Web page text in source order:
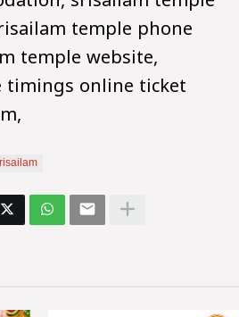
temple phone
temple website,
timings online ticket